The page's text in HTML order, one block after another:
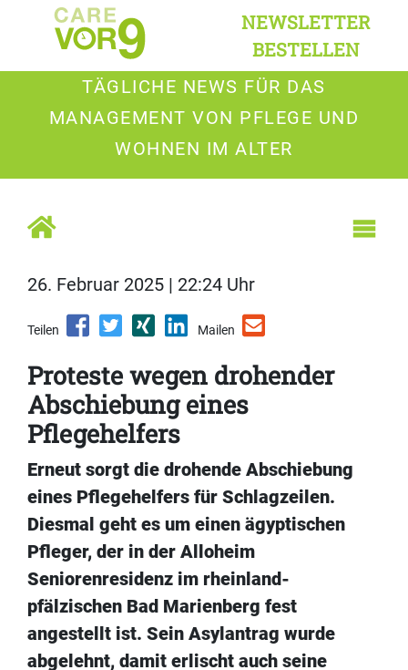
NEWSLETTER
BESTELLEN
TÄGLICHE NEWS FÜR DAS
MANAGEMENT VON PFLEGE UND
WOHNEN IM ALTER
26. Februar 2025 | 22:24 Uhr
Teilen Mailen
Proteste wegen drohender
Abschiebung eines
Pflegehelfers
Erneut sorgt die drohende Abschiebung
eines Pflegehelfers für Schlagzeilen.
Diesmal geht es um einen ägyptischen
Pfleger, der in der Alloheim
Seniorenresidenz im rheinland-
pfälzischen Bad Marienberg fest
angestellt ist. Sein Asylantrag wurde
abgelehnt, damit erlischt auch seine